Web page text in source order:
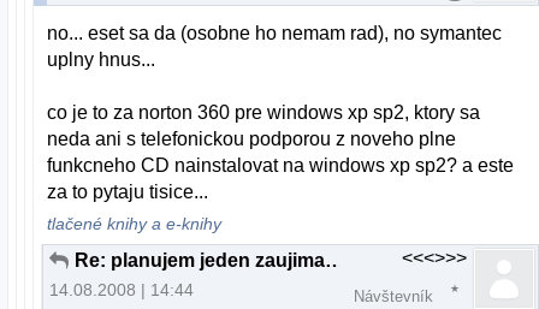
no... eset sa da (osobne ho nemam rad), no symantec
uplny hnus...
co je to za norton 360 pre windows xp sp2, ktory sa
neda ani s telefonickou podporou z noveho plne
funkcneho CD nainstalovat na windows xp sp2? a este
za to pytaju tisice...
tlačené knihy a e-knihy
Re: planujem jeden zaujimavy projekt...
14.08.2008 | 14:44
<<<>>>
Návštevník